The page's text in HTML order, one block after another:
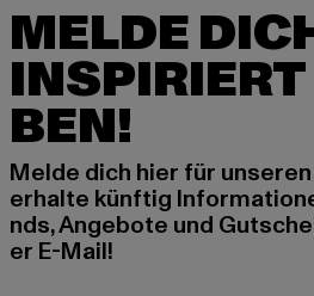
MELDE
BEN!
Melde dich hier für
erhalte künftig
nds, Angebote und
er E-Mail!